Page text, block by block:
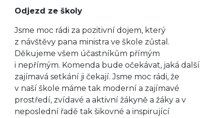
Odjezd ze školy
Jsme moc rádi za pozitivní dojem, který
z návštěvy pana ministra ve škole zůstal.
Děkujeme všem účastníkům přímým
i nepřímým. Komenda bude očekávat, jaká další
zajímavá setkání ji čekají. Jsme moc rádi, že
v naší škole máme tak moderní a zajímavé
prostředí, zvídavé a aktivní žákyně a žáky a v
neposlední řadě tak šikovné a inspirující